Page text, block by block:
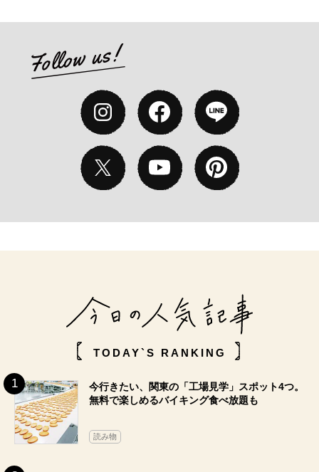
TODAY`S RANKING
今行きたい、関東の「工場見学」スポット4つ。
無料で楽しめるバイキング食べ放題も
読み物